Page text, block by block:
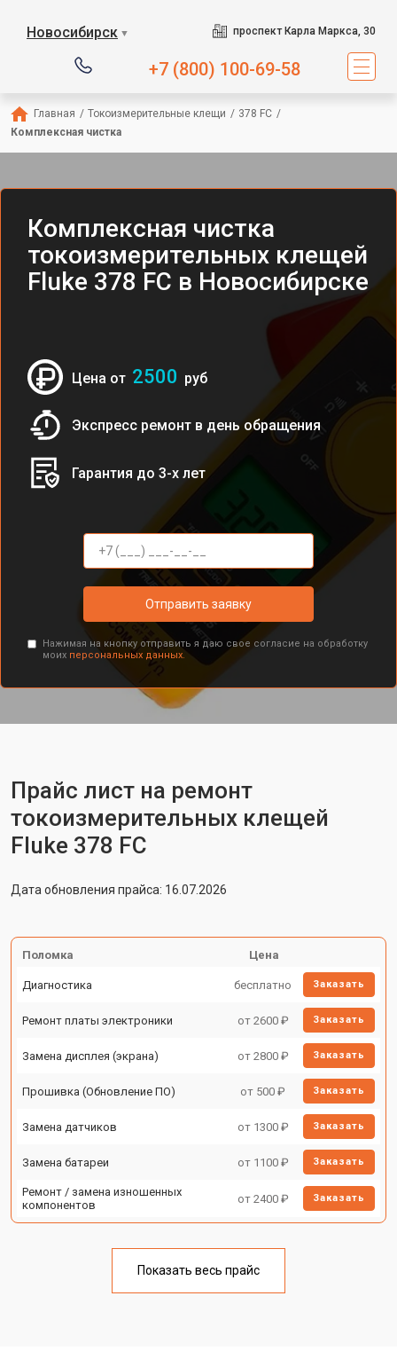
Новосибирск ▼ проспект Карла Маркса, 30
+7 (800) 100-69-58
Главная / Токоизмерительные клещи / 378 FC /
Комплексная чистка
Комплексная чистка
токоизмерительных клещей
Fluke 378 FC в Новосибирске
Цена от 2500 руб
Экспресс ремонт в день обращения
Гарантия до 3-х лет
Отправить заявку
Нажимая на кнопку отправить я даю свое согласие на обработку
моих персональных данных.
Прайс лист на ремонт
токоизмерительных клещей
Fluke 378 FC
Дата обновления прайса: 16.07.2026
Поломка Цена
Диагностика бесплатно Заказать
Ремонт платы электроники от 2600 ₽ Заказать
Замена дисплея (экрана) от 2800 ₽ Заказать
Прошивка (Обновление ПО) от 500 ₽ Заказать
Замена датчиков от 1300 ₽ Заказать
Замена батареи от 1100 ₽ Заказать
Ремонт / замена изношенных
компонентов
от 2400 ₽ Заказать
Показать весь прайс